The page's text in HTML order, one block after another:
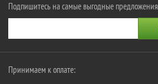
Подпишитесь на самые выгодные предложения
Принимаем к оплате: